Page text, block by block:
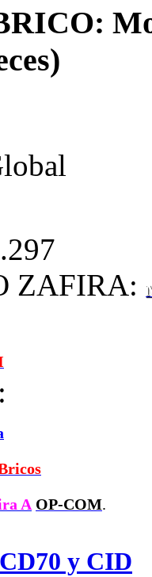
ZAFIRA:
A OP-COM.
y CID